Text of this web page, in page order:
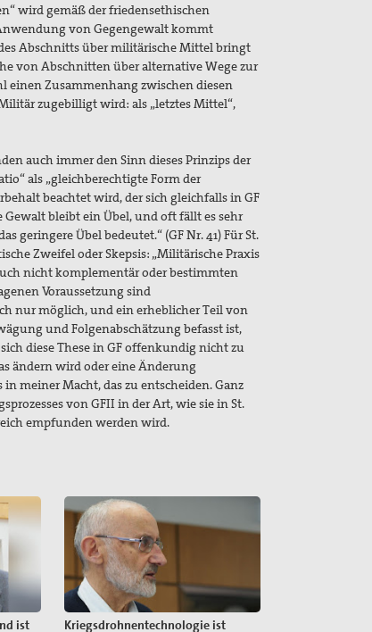
wird gemäß der friedensethischen
von Gegengewalt kommt
Abschnitts über militärische Mittel bringt
von Abschnitten über alternative Wege zur
Zusammenhang zwischen diesen
zugebilligt wird: als „letztes Mittel“,
auch immer den Sinn dieses Prinzips der
als „gleichberechtigte Form der
beachtet wird, der sich gleichfalls in GF
bleibt ein Übel, und oft fällt es sehr
geringere Übel bedeutet.“ (GF Nr. 41) Für St.
Zweifel oder Skepsis: „Militärische Praxis
nicht komplementär oder bestimmten
Voraussetzung sind
nur möglich, und ein erheblicher Teil von
und Folgenabschätzung befasst ist,
diese These in GF offenkundig nicht zu
ändern wird oder eine Änderung
meiner Macht, das zu entscheiden. Ganz
von GFII in der Art, wie sie in St.
empfunden werden wird.
ist Kriegsdrohnentechnologie ist